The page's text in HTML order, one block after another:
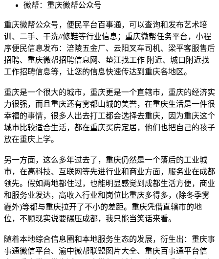
微帮：重庆微帮公众号
重庆微帮公众号，便民平台百事通，可以查询和发布艺术培
训、二手、干洗//修鞋等行业信息；重庆微帮任务平台，小程
序便民信息发布：涪陵五金厂、云阳叉车司机、梁平客服售后
招聘、重庆微帮招聘信息网、垫江找工作 附近、城口附近找
工作招聘信息等，让您的信息快速传达到重庆各地区。
重庆是一个很大的城市，重庆更是一个直辖市，重庆的经济实
力很强，而且重庆还有雾都山城的美誉，在重庆生活是一件很
幸福的事情，很多人出去打工都会选择去重庆，因为重庆这个
城市比较适合生活，都在重庆买房定居，他们也把自己的孩子
放在重庆上学。
另一方面，这么多年过去了，重庆仍然是一个落后的工业城
市，在高科技、互联网等先进行业和商业方面，服务业在成都
领先。假如两地都住过，也能明显感觉到成都生活方便，商业
和服务业发达，高收入行业和岗位比重庆多得多，(除冬季雾
霾外)等都与重庆拉开了不小的差距。重庆凭借直辖市的地
位，不顾现实说要碾压成都，我只能当笑话来看。
随着本地综合信息圈和本地服务生态的发展，衍生出：重庆事
事通微信平台、渝中微帮联盟图片大全、重庆百事通平台信